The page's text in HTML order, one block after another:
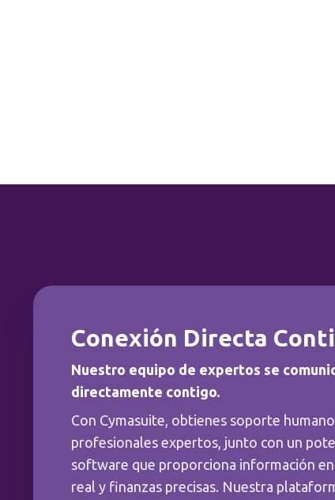
Conexión Directa
Nuestro equipo de expertos se
directamente contigo.
Con Cymasuite, obtienes soporte
profesionales expertos, junto con un
software que proporciona información
real y finanzas precisas. Nuestra